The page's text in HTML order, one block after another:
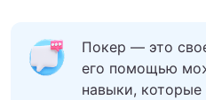
Покер — это
его помощью
навыки,